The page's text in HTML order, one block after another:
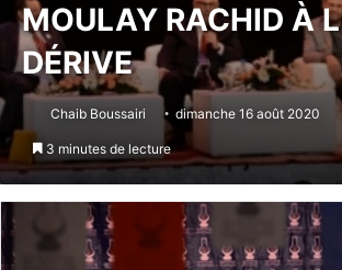
MOULAY RACHID À
DÉRIVE
Chaib Boussairi dimanche 16 août 2020
3 minutes de lecture